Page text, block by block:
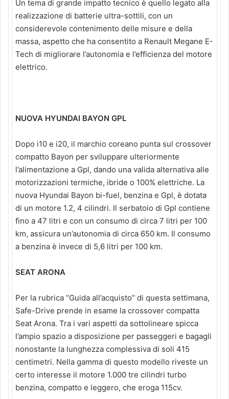
Un tema di grande impatto tecnico è quello legato alla
realizzazione di batterie ultra-sottili, con un
considerevole contenimento delle misure e della
massa, aspetto che ha consentito a Renault Megane E-
Tech di migliorare l’autonomia e l’efficienza del motore
elettrico.
NUOVA HYUNDAI BAYON GPL
Dopo i10 e i20, il marchio coreano punta sul crossover
compatto Bayon per sviluppare ulteriormente
l’alimentazione a Gpl, dando una valida alternativa alle
motorizzazioni termiche, ibride o 100% elettriche. La
nuova Hyundai Bayon bi-fuel, benzina e Gpl, è dotata
di un motore 1.2, 4 cilindri. Il serbatoio di Gpl contiene
fino a 47 litri e con un consumo di circa 7 litri per 100
km, assicura un’autonomia di circa 650 km. Il consumo
a benzina è invece di 5,6 litri per 100 km.
SEAT ARONA
Per la rubrica “Guida all’acquisto” di questa settimana,
Safe-Drive prende in esame la crossover compatta
Seat Arona. Tra i vari aspetti da sottolineare spicca
l’ampio spazio a disposizione per passeggeri e bagagli
nonostante la lunghezza complessiva di soli 415
centimetri. Nella gamma di questo modello riveste un
certo interesse il motore 1.000 tre cilindri turbo
benzina, compatto e leggero, che eroga 115cv.